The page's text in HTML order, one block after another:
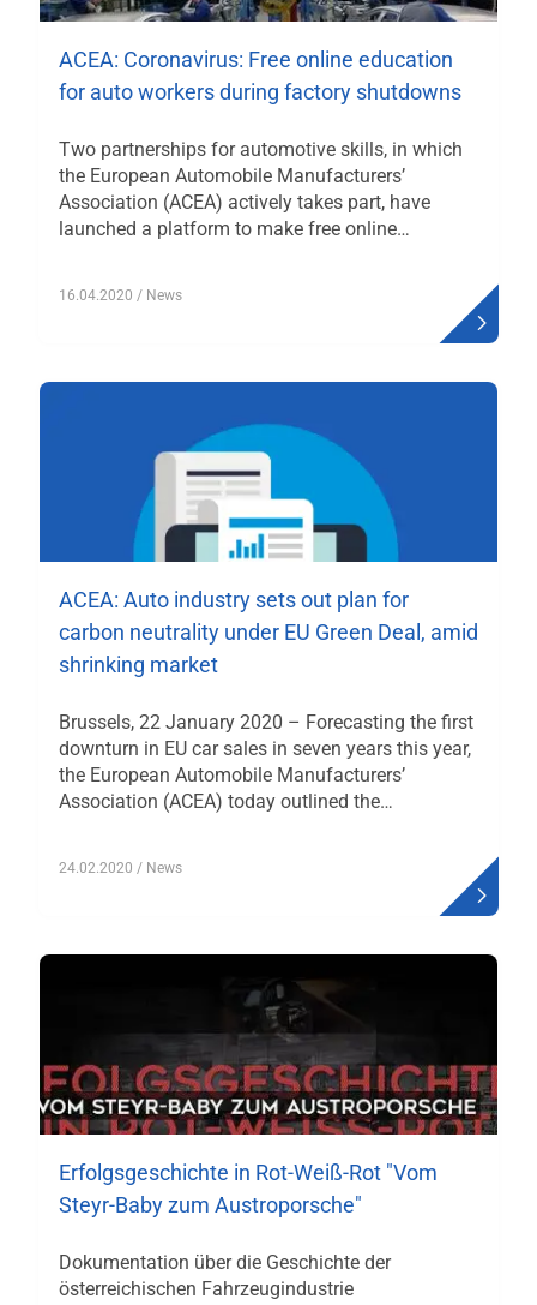
ACEA: Coronavirus: Free online education
for auto workers during factory shutdowns
Two partnerships for automotive skills, in which
the European Automobile Manufacturers’
Association (ACEA) actively takes part, have
launched a platform to make free online…
16.04.2020 / News
ACEA: Auto industry sets out plan for
carbon neutrality under EU Green Deal, amid
shrinking market
Brussels, 22 January 2020 – Forecasting the first
downturn in EU car sales in seven years this year,
the European Automobile Manufacturers’
Association (ACEA) today outlined the…
24.02.2020 / News
Erfolgsgeschichte in Rot-Weiß-Rot "Vom
Steyr-Baby zum Austroporsche"
Dokumentation über die Geschichte der
österreichischen Fahrzeugindustrie